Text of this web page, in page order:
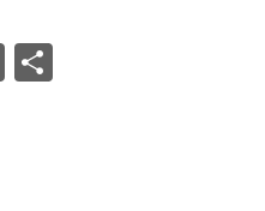
LinkedIn